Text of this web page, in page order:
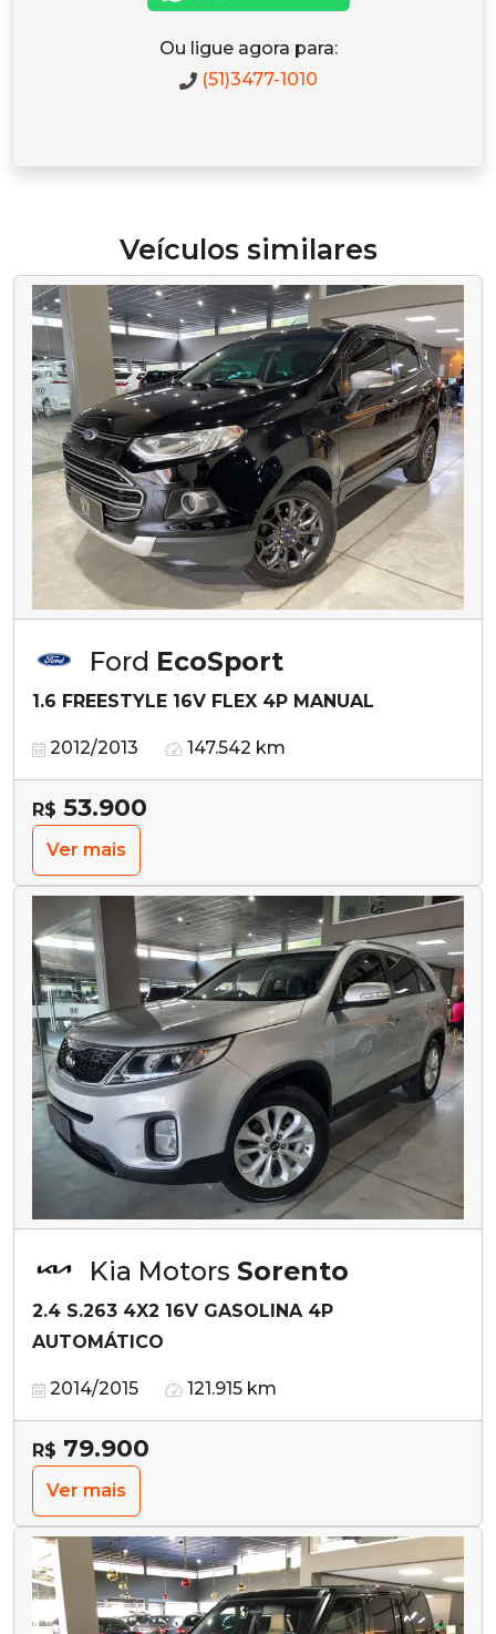
Ou ligue agora para:
(51)3477-1010
Veículos similares
Ford EcoSport
1.6 FREESTYLE 16V FLEX 4P MANUAL
2012/2013 147.542 km
R$ 53.900
Ver mais
Kia Motors Sorento
2.4 S.263 4X2 16V GASOLINA 4P
AUTOMÁTICO
2014/2015 121.915 km
R$ 79.900
Ver mais